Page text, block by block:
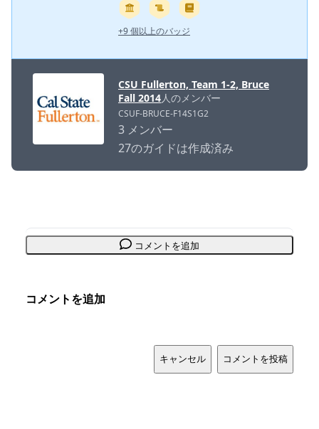
+9 個以上のバッジ
CSU Fullerton, Team 1-2, Bruce
Fall 2014人のメンバー
CSUF-BRUCE-F14S1G2
3 メンバー
27のガイドは作成済み
コメントを追加
コメントを追加
キャンセル コメントを投稿